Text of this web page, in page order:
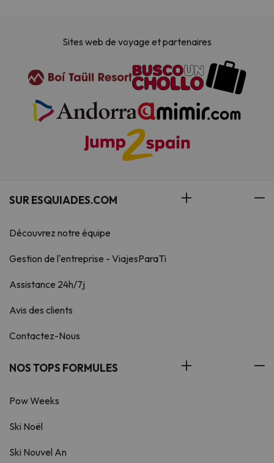
Sites web de voyage et partenaires
SUR ESQUIADES.COM
Découvrez notre équipe
Gestion de l'entreprise - ViajesParaTi
Assistance 24h/7j
Avis des clients
Contactez-Nous
NOS TOPS FORMULES
Pow Weeks
Ski Noël
Ski Nouvel An